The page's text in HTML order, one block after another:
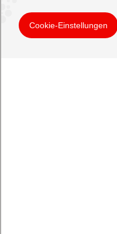
Cookie-Einstellungen